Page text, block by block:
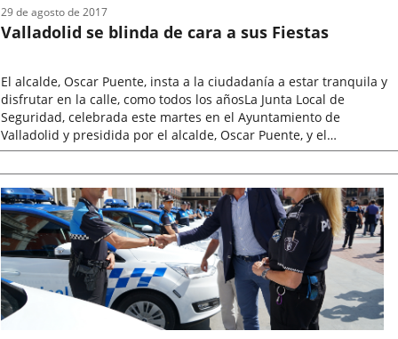
Valladolid se blinda de cara a sus Fiestas
El alcalde, Oscar Puente, insta a la ciudadanía a estar tranquila y
disfrutar en la calle, como todos los añosLa Junta Local de
Seguridad, celebrada este martes en el Ayuntamiento de
Valladolid y presidida por el alcalde, Oscar Puente, y el
subdelegado del...
de
la
noticia
29 de agosto de 2017